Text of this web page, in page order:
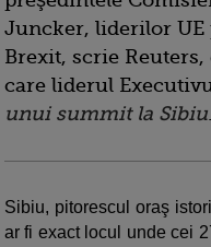
Juncker, liderilor UE
Brexit, scrie
care liderul
unui summit la Sibiu.
Sibiu, pitorescul oraş
ar fi exact locul unde cei